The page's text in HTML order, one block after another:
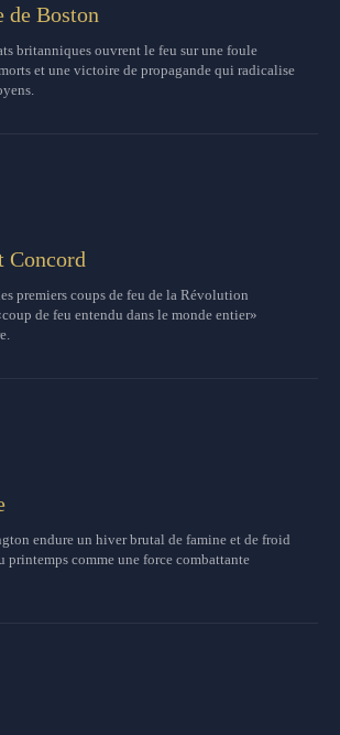
de Boston
britanniques ouvrent le feu sur une foule
et une victoire de propagande qui radicalise
Concord
premiers coups de feu de la Révolution
de feu entendu dans le monde entier»
endure un hiver brutal de famine et de froid
comme une force combattante